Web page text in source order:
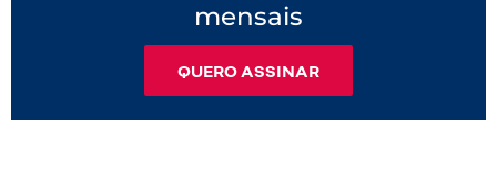
mensais
QUERO ASSINAR